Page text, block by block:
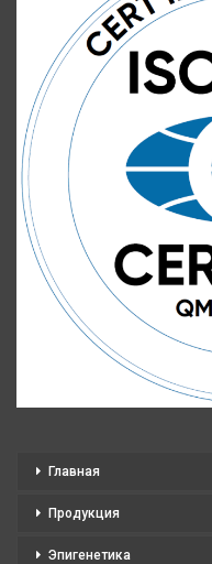
Главная
Продукция
Эпигенетика